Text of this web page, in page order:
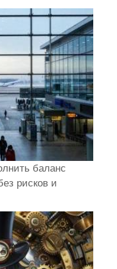
баланс
рисков и